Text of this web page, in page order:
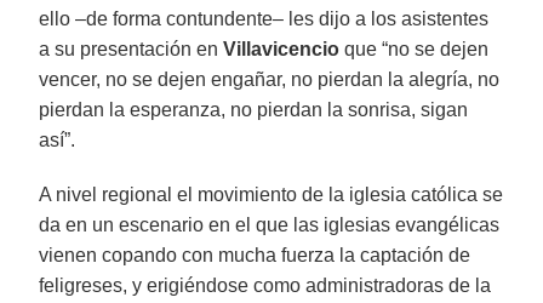
ello –de forma contundente– les dijo a los asistentes
a su presentación enVillavicencio que “no se dejen
vencer, no se dejen engañar, no pierdan la alegría, no
pierdan la esperanza, no pierdan la sonrisa, sigan
así”.
A nivel regional el movimiento de la iglesia católica se
da en un escenario en el que las iglesias evangélicas
vienen copando con mucha fuerza la captación de
feligreses, y erigiéndose como administradoras de la